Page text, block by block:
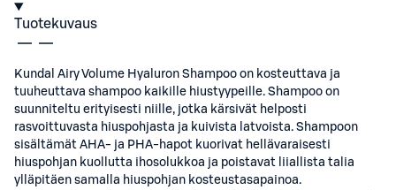
Tuotekuvaus
Kundal Airy Volume Hyaluron Shampoo on kosteuttava ja
tuuheuttava shampoo kaikille hiustyypeille. Shampoo on
suunniteltu erityisesti niille, jotka kärsivät helposti
rasvoittuvasta hiuspohjasta ja kuivista latvoista. Shampoon
sisältämät AHA- ja PHA-hapot kuorivat hellävaraisesti
hiuspohjan kuollutta ihosolukkoa ja poistavat liiallista talia
ylläpitäen samalla hiuspohjan kosteustasapainoa.